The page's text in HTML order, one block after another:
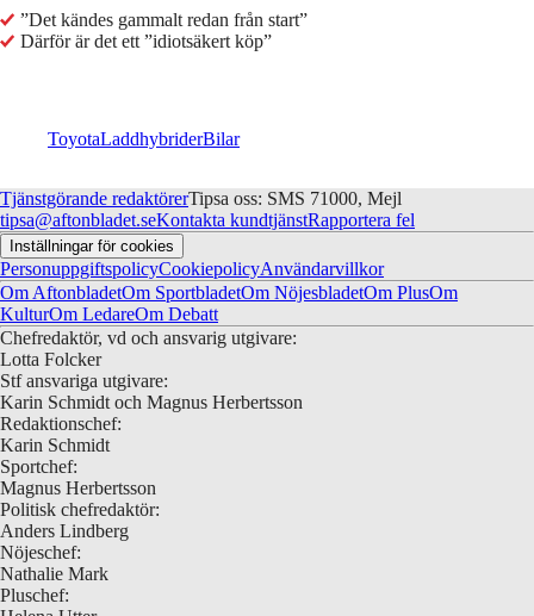
”Det kändes gammalt redan från start”
Därför är det ett ”idiotsäkert köp”
ToyotaLaddhybriderBilar
Tjänstgörande redaktörerTipsa oss: SMS 71000, Mejl
tipsa@aftonbladet.seKontakta kundtjänstRapportera fel
Inställningar för cookies
PersonuppgiftspolicyCookiepolicyAnvändarvillkor
Om AftonbladetOm SportbladetOm NöjesbladetOm PlusOm
KulturOm LedareOm Debatt
Chefredaktör, vd och ansvarig utgivare:
Lotta Folcker
Stf ansvariga utgivare:
Karin Schmidt och Magnus Herbertsson
Redaktionschef:
Karin Schmidt
Sportchef:
Magnus Herbertsson
Politisk chefredaktör:
Anders Lindberg
Nöjeschef:
Nathalie Mark
Pluschef: